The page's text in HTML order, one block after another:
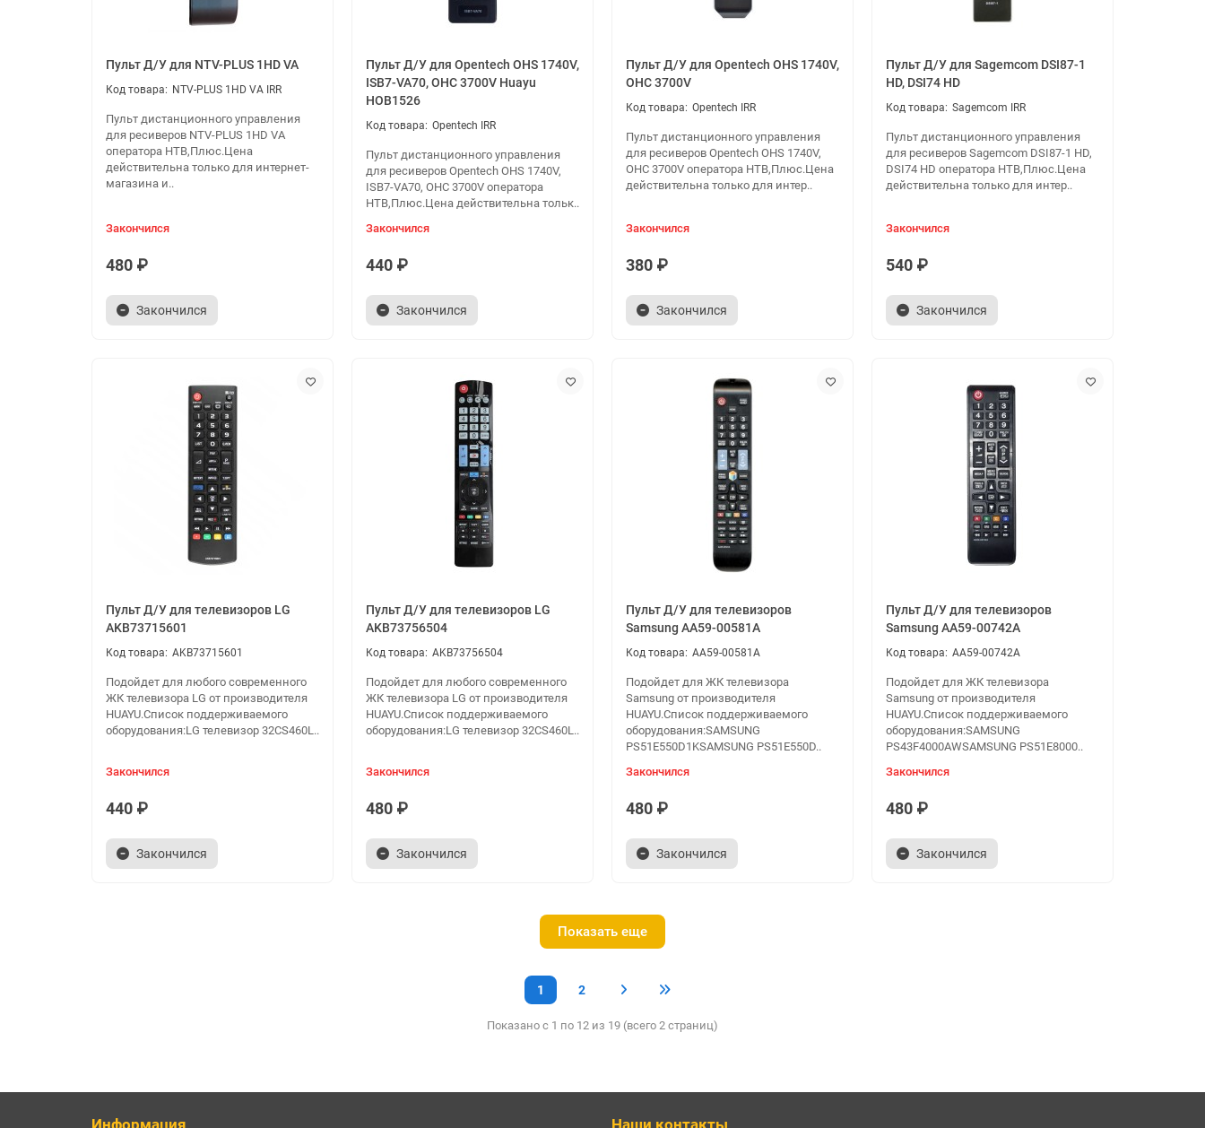
Пульт Д/У для NTV-PLUS 1HD VA
NTV-PLUS 1HD VA IRR
Пульт дистанционного управления
для ресиверов NTV-PLUS 1HD VA
оператора НТВ,Плюс.Цена
действительна только для интернет-
магазина и..
Закончился
480 ₽
Закончился
Пульт Д/У для Opentech OHS 1740V,
ISB7-VA70, OHC 3700V Huayu
HOB1526
Opentech IRR
Пульт дистанционного управления
для ресиверов Opentech OHS 1740V,
ISB7-VA70, OHC 3700V оператора
НТВ,Плюс.Цена действительна тольк..
Закончился
440 ₽
Закончился
Пульт Д/У для Opentech OHS 1740V,
OHC 3700V
Opentech IRR
Пульт дистанционного управления
для ресиверов Opentech OHS 1740V,
OHC 3700V оператора НТВ,Плюс.Цена
действительна только для интер..
Закончился
380 ₽
Закончился
Пульт Д/У для Sagemcom DSI87-1
HD, DSI74 HD
Sagemcom IRR
Пульт дистанционного управления
для ресиверов Sagemcom DSI87-1 HD,
DSI74 HD оператора НТВ,Плюс.Цена
действительна только для интер..
Закончился
540 ₽
Закончился
Пульт Д/У для телевизоров LG
AKB73715601
AKB73715601
Подойдет для любого современного
ЖК телевизора LG от производителя
HUAYU.Cписок поддерживаемого
оборудования:LG телевизор 32CS460L..
Закончился
440 ₽
Закончился
Пульт Д/У для телевизоров LG
AKB73756504
AKB73756504
Подойдет для любого современного
ЖК телевизора LG от производителя
HUAYU.Cписок поддерживаемого
оборудования:LG телевизор 32CS460L..
Закончился
480 ₽
Закончился
Пульт Д/У для телевизоров
Samsung AA59-00581A
AA59-00581A
Подойдет для ЖК телевизора
Samsung от производителя
HUAYU.Cписок поддерживаемого
оборудования:SAMSUNG
PS51E550D1KSAMSUNG PS51E550D..
Закончился
480 ₽
Закончился
Пульт Д/У для телевизоров
Samsung AA59-00742A
AA59-00742A
Подойдет для ЖК телевизора
Samsung от производителя
HUAYU.Cписок поддерживаемого
оборудования:SAMSUNG
PS43F4000AWSAMSUNG PS51E8000..
Закончился
480 ₽
Закончился
Показать еще
1 2
Показано с 1 по 12 из 19 (всего 2 страниц)
Информация Наши контакты